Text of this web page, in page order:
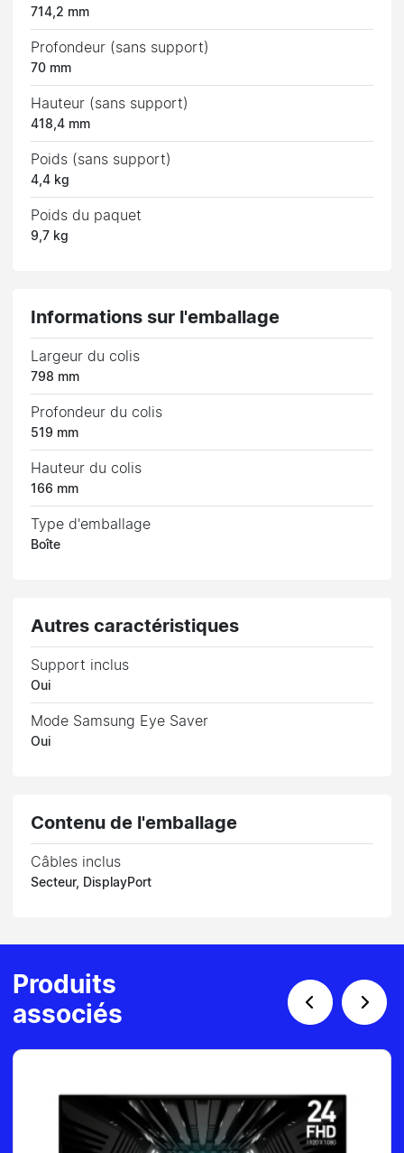
714,2 mm
Profondeur (sans support)
70 mm
Hauteur (sans support)
418,4 mm
Poids (sans support)
4,4 kg
Poids du paquet
9,7 kg
Informations sur l'emballage
Largeur du colis
798 mm
Profondeur du colis
519 mm
Hauteur du colis
166 mm
Type d'emballage
Boîte
Autres caractéristiques
Support inclus
Oui
Mode Samsung Eye Saver
Oui
Contenu de l'emballage
Câbles inclus
Secteur, DisplayPort
Produits
associés